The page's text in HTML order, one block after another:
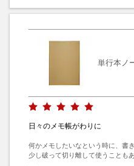
単行本ノ
日々のメモ帳がわりに
何かメモしたいなという時に、書
少し破って切り離して使うこともあ